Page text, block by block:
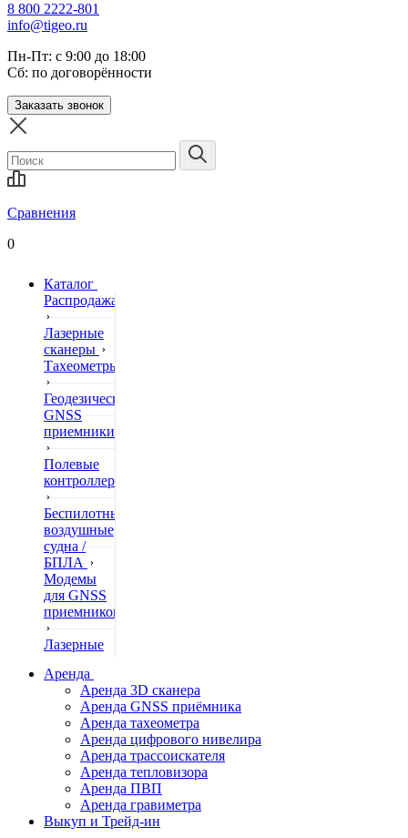
8 800 2222-801
info@tigeo.ru
Пн-Пт: с 9:00 до 18:00
Сб: по договорённости
Заказать звонок
Сравнения
0
Каталог
Распродажа
Лазерные
сканеры
Тахеометры
Геодезические
GNSS
приемники
Полевые
контроллеры
Беспилотные
воздушные
судна /
БПЛА
Модемы
для GNSS
приемников
Лазерные
Нивелиры
Теодолиты
Трассоискатели
Неразрушающий
контроль
Аксессуары
Аренда
Аренда 3D сканера
Аренда GNSS приёмника
Аренда тахеометра
Аренда цифрового нивелира
Аренда трассоискателя
Аренда тепловизора
Аренда ПВП
Аренда гравиметра
Выкуп и Трейд-ин